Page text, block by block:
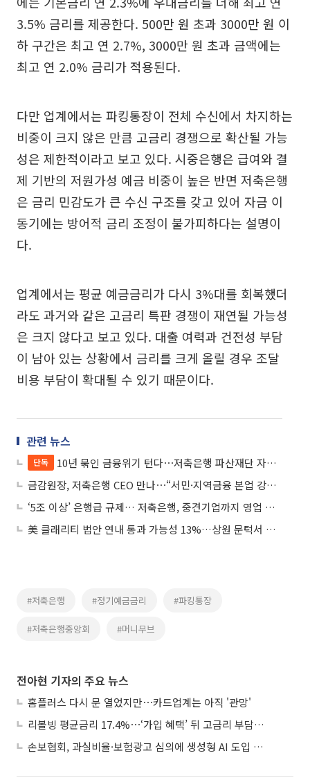
3.5% 금리를 제공한다. 500만 원 초과 3000만 원 이
하 구간은 최고 연 2.7%, 3000만 원 초과 금액에는
최고 연 2.0% 금리가 적용된다.
다만 업계에서는 파킹통장이 전체 수신에서 차지하는
비중이 크지 않은 만큼 고금리 경쟁으로 확산될 가능
성은 제한적이라고 보고 있다. 시중은행은 급여와 결
제 기반의 저원가성 예금 비중이 높은 반면 저축은행
은 금리 민감도가 큰 수신 구조를 갖고 있어 자금 이
동기에는 방어적 금리 조정이 불가피하다는 설명이
다.
업계에서는 평균 예금금리가 다시 3%대를 회복했더
라도 과거와 같은 고금리 특판 경쟁이 재연될 가능성
은 크지 않다고 보고 있다. 대출 여력과 건전성 부담
이 남아 있는 상황에서 금리를 크게 올릴 경우 조달
비용 부담이 확대될 수 있기 때문이다.
관련 뉴스
단독
10년 묶인 금융위기 턴다⋯저축은행 파산재단 자산도 일괄 정리
금감원장, 저축은행 CEO 만나⋯“서민·지역금융 본업 강화해야”
‘5조 이상’ 은행급 규제… 저축은행, 중견기업까지 영업 확대
美 클래리티 법안 연내 통과 가능성 13%…상원 문턱서 제동
#저축은행 #정기예금금리 #파킹통장
#저축은행중앙회 #머니무브
전아현 기자의 주요 뉴스
홈플러스 다시 문 열었지만⋯카드업계는 아직 '관망'
리볼빙 평균금리 17.4%⋯‘가입 혜택’ 뒤 고금리 부담 주의
손보협회, 과실비율·보험광고 심의에 생성형 AI 도입 추진